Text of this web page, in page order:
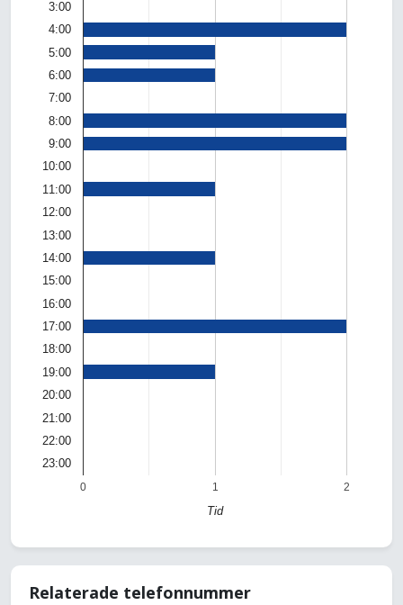
0 1 2
3:00
4:00
5:00
6:00
7:00
8:00
9:00
10:00
11:00
12:00
13:00
14:00
15:00
16:00
17:00
18:00
19:00
20:00
21:00
22:00
23:00
Tid
Relaterade telefonnummer